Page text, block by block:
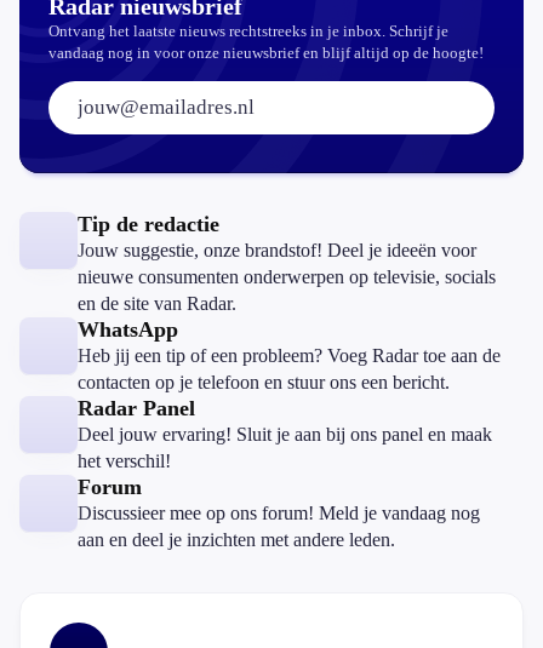
Radar nieuwsbrief
Ontvang het laatste nieuws rechtstreeks in je inbox. Schrijf je
vandaag nog in voor onze nieuwsbrief en blijf altijd op de hoogte!
E-mailadres:
Tip de redactie
Jouw suggestie, onze brandstof! Deel je ideeën voor
nieuwe consumenten onderwerpen op televisie, socials
en de site van Radar.
WhatsApp
Heb jij een tip of een probleem? Voeg Radar toe aan de
contacten op je telefoon en stuur ons een bericht.
Radar Panel
Deel jouw ervaring! Sluit je aan bij ons panel en maak
het verschil!
Forum
Discussieer mee op ons forum! Meld je vandaag nog
aan en deel je inzichten met andere leden.